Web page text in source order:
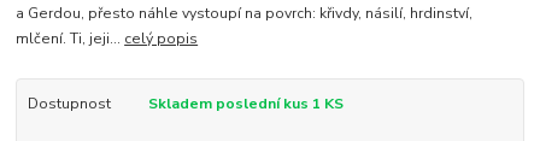
a Gerdou, přesto náhle vystoupí na povrch: křivdy, násilí, hrdinství,
mlčení. Ti, jeji... celý popis
Dostupnost Skladem poslední kus 1 KS